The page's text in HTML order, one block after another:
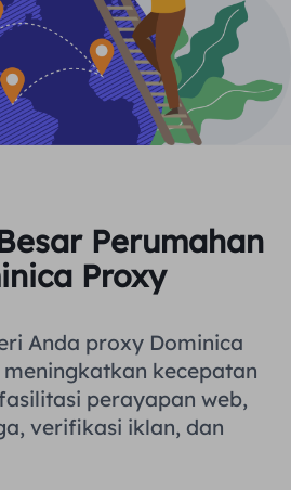
Perayapan Web
Gratis
77%.
dan Bertindak
$0/Hari tanpa batas
Perumahan
Proxy
Anda proxy Dominica
kecepatan
perayapan web,
verifikasi iklan, dan